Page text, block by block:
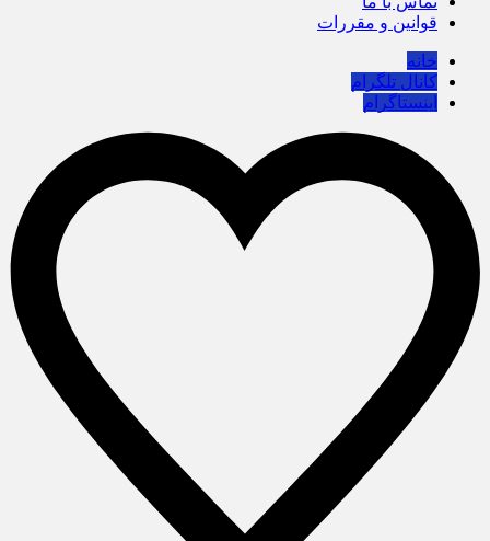
قوانین و مقررات
خانه
کانال تلگرام
اینستاگرام